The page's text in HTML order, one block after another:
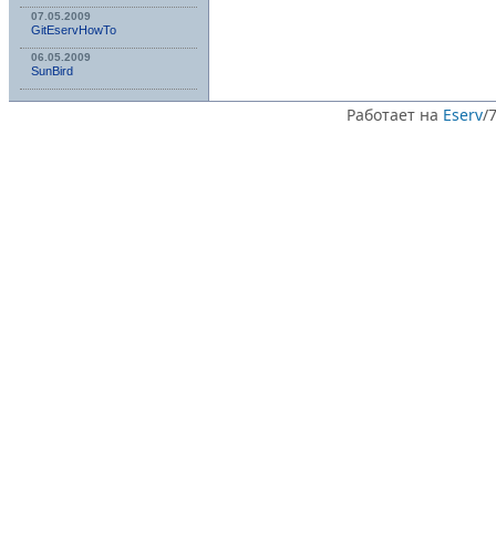
07.05.2009
GitEservHowTo
06.05.2009
SunBird
Работает на Eserv/